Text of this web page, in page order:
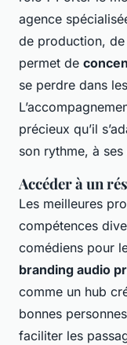
agence
de production, de
permet de
se perdre dans
précieux qu’il
son rythme, à
Accéder à un
Les meilleures
compétences
comédiens pour
branding audio
comme un hub
bonnes
faciliter les